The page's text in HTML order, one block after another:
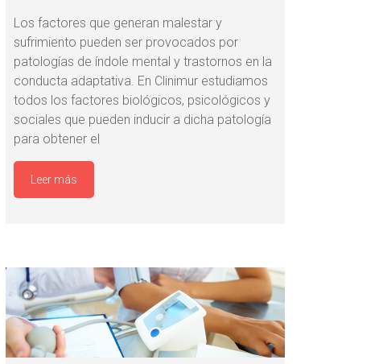
Los factores que generan malestar y
sufrimiento pueden ser provocados por
patologías de índole mental y trastornos en la
conducta adaptativa. En Clinimur estudiamos
todos los factores biológicos, psicológicos y
sociales que pueden inducir a dicha patología
para obtener el
Leer más